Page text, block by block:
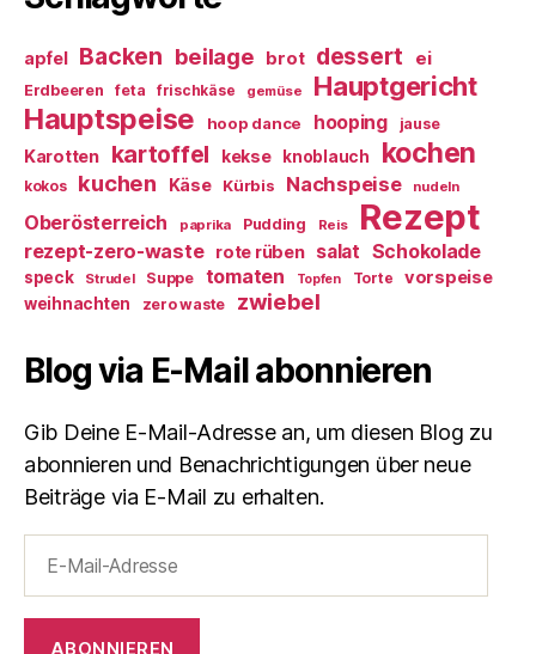
apfel Backen beilage brot dessert ei
Erdbeeren feta frischkäse gemüse Hauptgericht
Hauptspeise hoop dance hooping jause
Karotten kartoffel kekse knoblauch kochen
kokos kuchen Käse Kürbis Nachspeise nudeln
Oberösterreich paprika Pudding Reis Rezept
rezept-zero-waste rote rüben salat Schokolade
speck Strudel Suppe tomaten Topfen Torte vorspeise
weihnachten zero waste zwiebel
Blog via E-Mail abonnieren
Gib Deine E-Mail-Adresse an, um diesen Blog zu
abonnieren und Benachrichtigungen über neue
Beiträge via E-Mail zu erhalten.
Mail-
ABONNIEREN